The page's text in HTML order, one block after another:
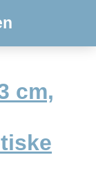
cm,